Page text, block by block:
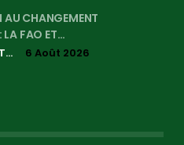
CHANGEMENT
LA FAO ET…
EPLUS MEDIA TV 6 Août 2026